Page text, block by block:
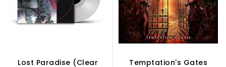
Lost Paradise (Clear
Temptation's Gates